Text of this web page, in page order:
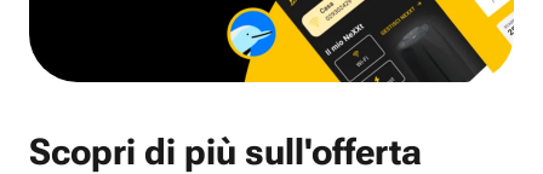
Scopri di più sull'offerta